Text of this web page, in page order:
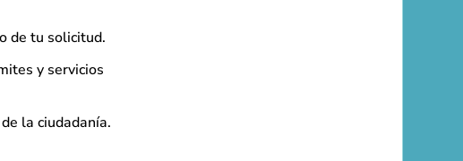
de tu solicitud.
y servicios
la ciudadanía.